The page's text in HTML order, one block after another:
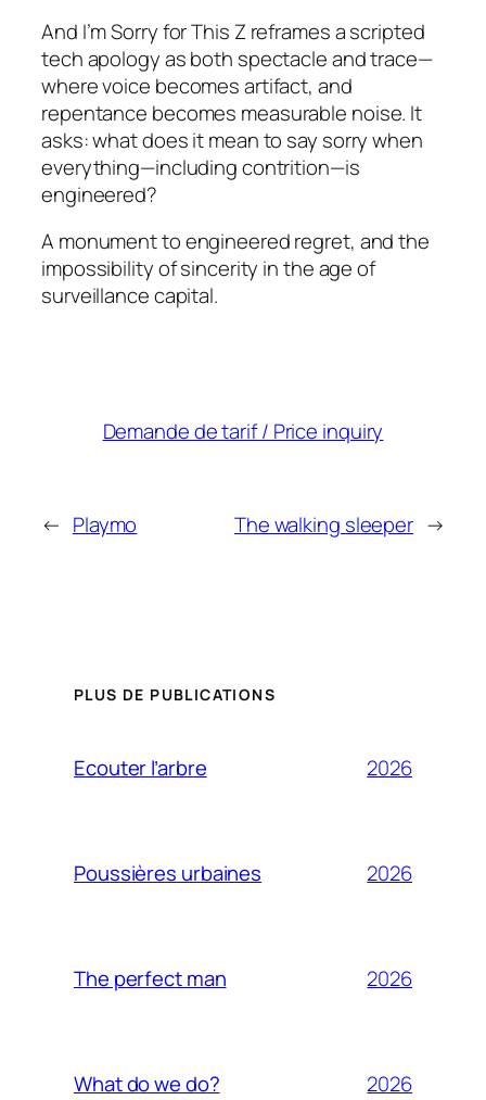
And I’m Sorry for This Z reframes a scripted
tech apology as both spectacle and trace—
where voice becomes artifact, and
repentance becomes measurable noise. It
asks: what does it mean to say sorry when
everything—including contrition—is
engineered?
A monument to engineered regret, and the
impossibility of sincerity in the age of
surveillance capital.
Demande de tarif / Price inquiry
← Playmo The walking sleeper →
PLUS DE PUBLICATIONS
Ecouter l’arbre 2026
Poussières urbaines 2026
The perfect man 2026
What do we do? 2026